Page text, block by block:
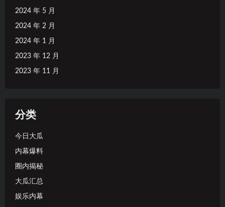
2024 年 5 月
2024 年 2 月
2024 年 1 月
2023 年 12 月
2023 年 11 月
分类
今日大瓜
内幕爆料
圈内揭秘
大瓜汇总
娱乐内幕